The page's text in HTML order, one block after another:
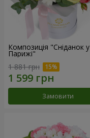
Композиція "Сніданок у
Парижі"
1 881 грн
Замовити